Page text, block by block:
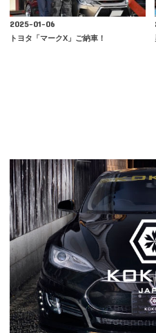
2025-01-06
トヨタ「マークX」ご納車！